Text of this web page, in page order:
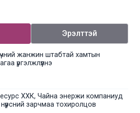
Эрэлттэй
жанжин штабтай хамтын
үргэлжлүүлнэ
ХХК, Чайна энержи компаниуд
зарчмаа тохиролцов